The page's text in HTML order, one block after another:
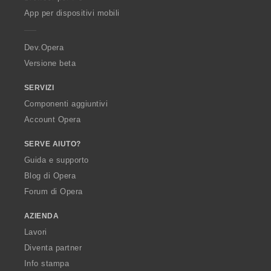
p
a
App per dispositivi mobili
Dev.Opera
Versione beta
SERVIZI
Componenti aggiuntivi
Account Opera
SERVE AIUTO?
Guida e supporto
Blog di Opera
Forum di Opera
AZIENDA
Lavori
Diventa partner
Info stampa